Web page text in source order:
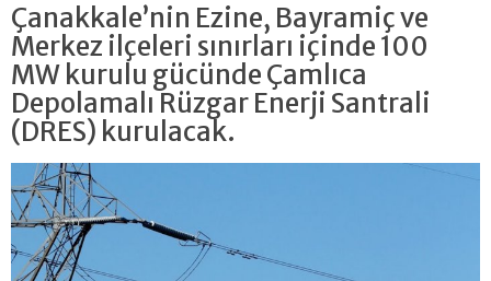
Çanakkale’nin Ezine, Bayramiç ve
Merkez ilçeleri sınırları içinde 100
MW kurulu gücünde Çamlıca
Depolamalı Rüzgar Enerji Santrali
(DRES) kurulacak.